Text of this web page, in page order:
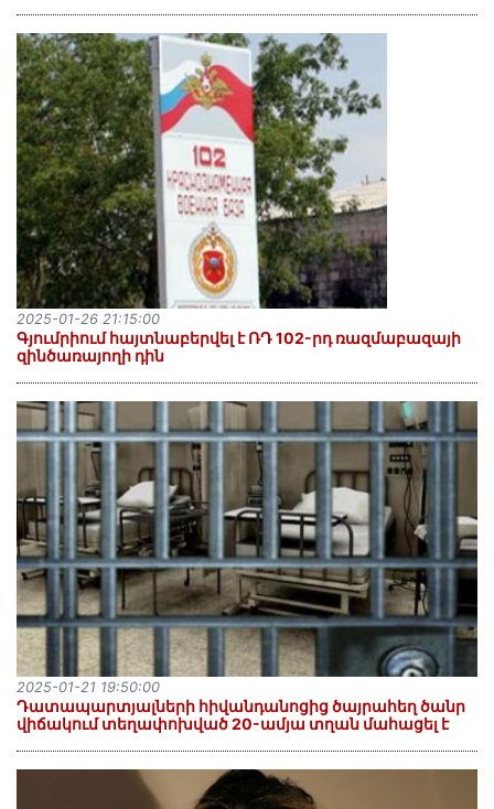
Գյումրիում հայտնաբերվել է ՌԴ 102-րդ ռազմաբազայի
զինծառայողի դին
2025-01-26 21:15:00
Դատապարտյալների հիվանդանոցից ծայրահեղ ծանր
վիճակում տեղափոխված 20-ամյա տղան մահացել է
2025-01-21 19:50:00